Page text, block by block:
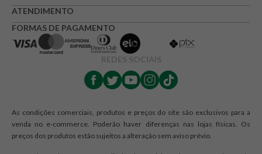
ATENDIMENTO
FORMAS DE PAGAMENTO
REDES SOCIAIS
As condições comerciais, produtos e preços do site são exclusivos para a
venda no e-commerce. Poderão haver diferenças nas lojas físicas. Os
preços dos produtos estão sujeitos a alteração sem aviso prévio.